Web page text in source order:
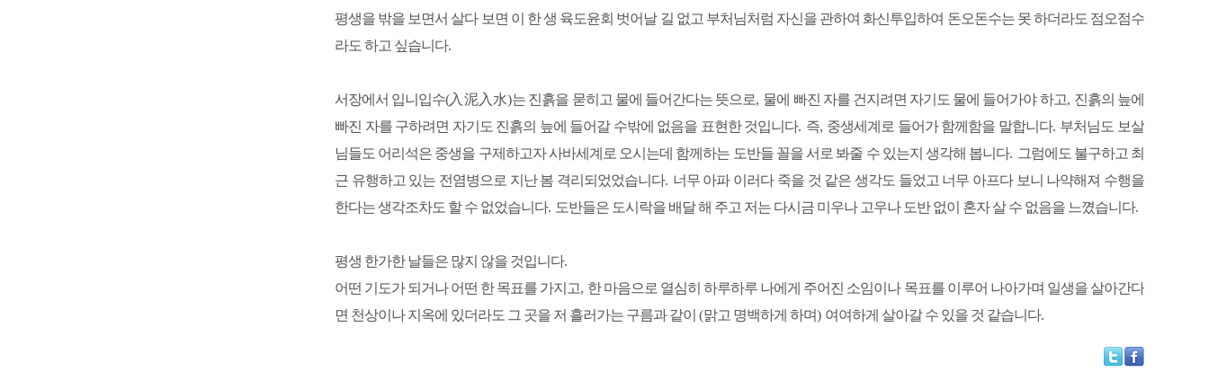
평생을 밖을 보면서 살다 보면 이 한 생 육도윤회 벗어날 길 없고 부처님처럼 자신을 관하여 화신투입하여 돈오돈수는 못 하더라도 점오점수
라도 하고 싶습니다.
서장에서 입니입수(入泥入水)는 진흙을 묻히고 물에 들어간다는 뜻으로, 물에 빠진 자를 건지려면 자기도 물에 들어가야 하고, 진흙의 늪에
빠진 자를 구하려면 자기도 진흙의 늪에 들어갈 수밖에 없음을 표현한 것입니다. 즉, 중생세계로 들어가 함께함을 말합니다. 부처님도 보살
님들도 어리석은 중생을 구제하고자 사바세계로 오시는데 함께하는 도반들 꼴을 서로 봐줄 수 있는지 생각해 봅니다. 그럼에도 불구하고 최
근 유행하고 있는 전염병으로 지난 봄 격리되었었습니다. 너무 아파 이러다 죽을 것 같은 생각도 들었고 너무 아프다 보니 나약해져 수행을
한다는 생각조차도 할 수 없었습니다. 도반들은 도시락을 배달 해 주고 저는 다시금 미우나 고우나 도반 없이 혼자 살 수 없음을 느꼈습니다.
평생 한가한 날들은 많지 않을 것입니다.
어떤 기도가 되거나 어떤 한 목표를 가지고, 한 마음으로 열심히 하루하루 나에게 주어진 소임이나 목표를 이루어 나아가며 일생을 살아간다
면 천상이나 지옥에 있더라도 그 곳을 저 흘러가는 구름과 같이 (맑고 명백하게 하며) 여여하게 살아갈 수 있을 것 같습니다.